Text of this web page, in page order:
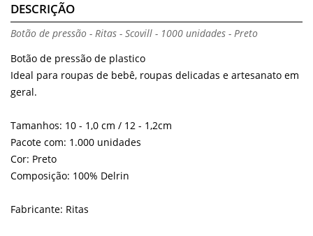
DESCRIÇÃO
Botão de pressão - Ritas - Scovill - 1000 unidades - Preto
Botão de pressão de plastico
Ideal para roupas de bebê, roupas delicadas e artesanato em
geral.
Tamanhos: 10 - 1,0 cm / 12 - 1,2cm
Pacote com: 1.000 unidades
Cor: Preto
Composição: 100% Delrin
Fabricante: Ritas